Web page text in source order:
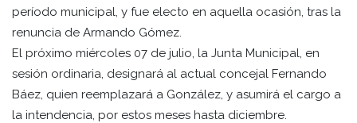
período municipal, y fue electo en aquella ocasión, tras la
renuncia de Armando Gómez.
El próximo miércoles 07 de julio, la Junta Municipal, en
sesión ordinaria, designará al actual concejal Fernando
Báez, quien reemplazará a González, y asumirá el cargo a
la intendencia, por estos meses hasta diciembre.